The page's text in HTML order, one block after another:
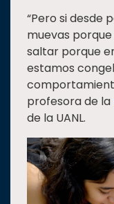
“Pero si desde
muevas
saltar porque
estamos
profesora de la
de la UANL.